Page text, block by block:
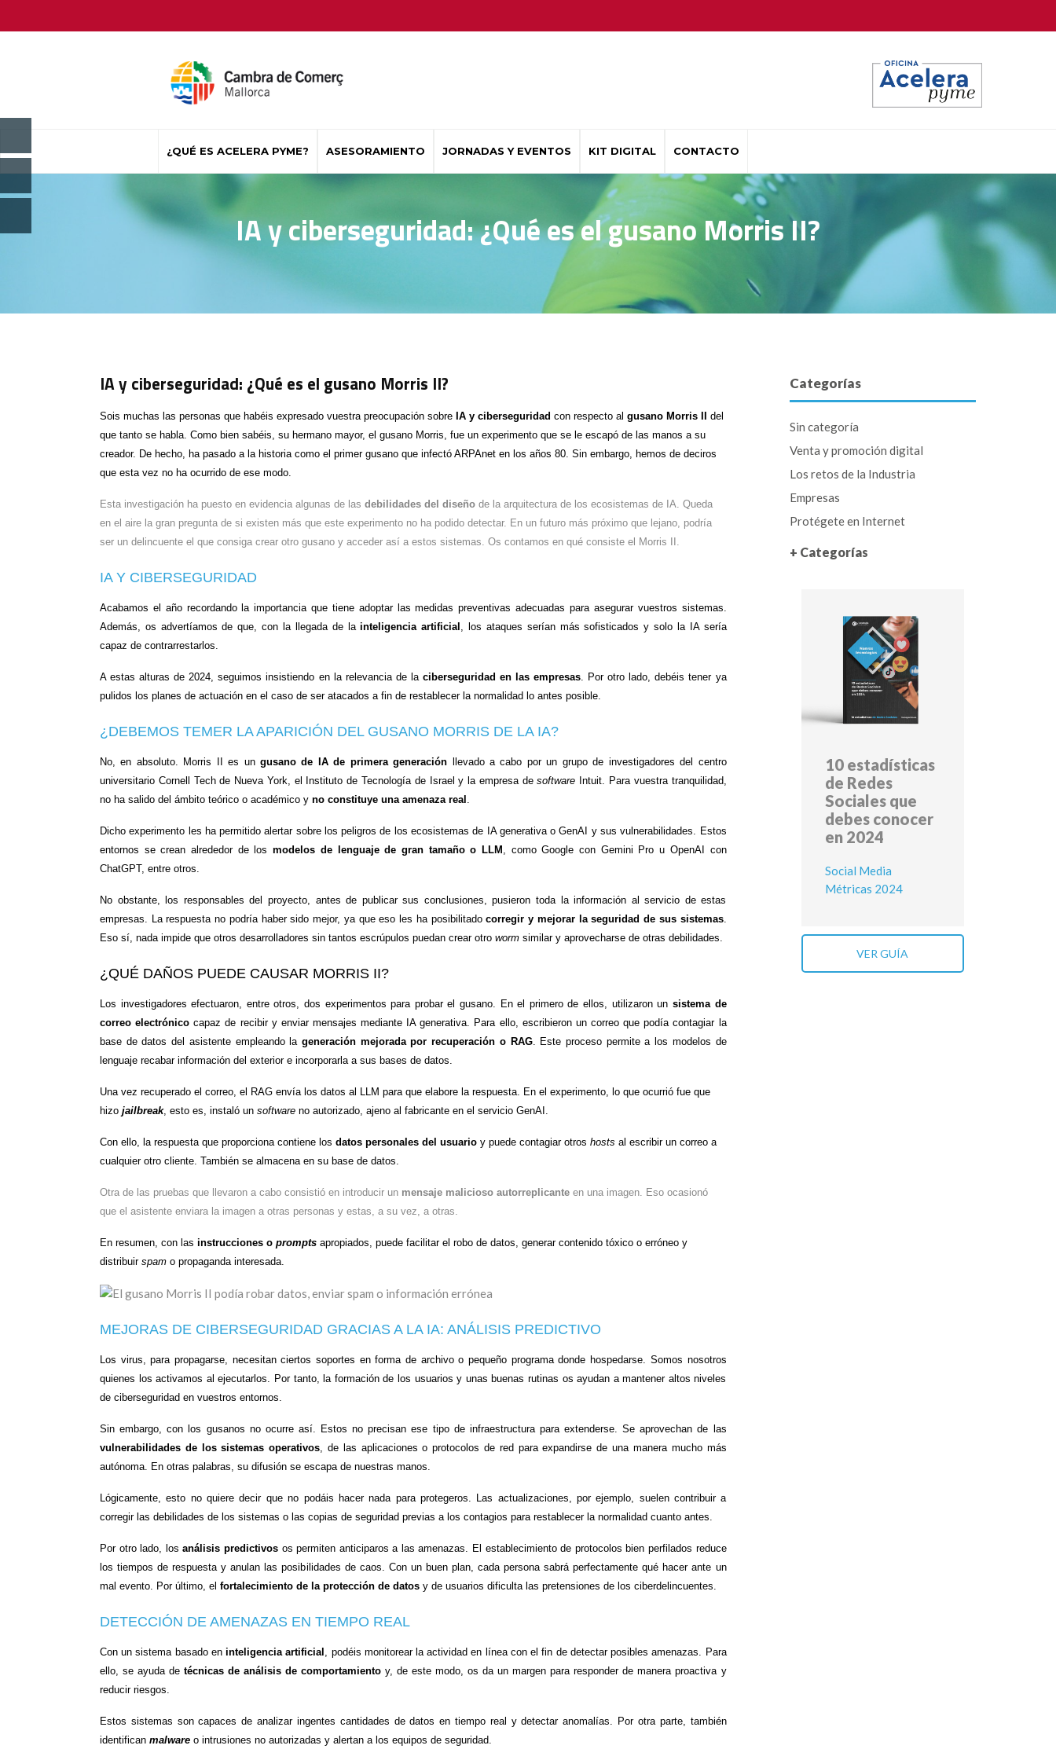
¿QUÉ ES ACELERA PYME? ASESORAMIENTO JORNADAS Y EVENTOS KIT DIGITAL CONTACTO
IA y ciberseguridad: ¿Qué es el gusano Morris II?
IA y ciberseguridad: ¿Qué es el gusano Morris II?
Sois muchas las personas que habéis expresado vuestra preocupación sobre IA y ciberseguridad con respecto al gusano Morris II
del
que tanto se habla. Como bien sabéis, su hermano mayor, el gusano Morris, fue un experimento que se le escapó de las manos a su
creador. De hecho, ha pasado a la historia como el primer gusano que infectó ARPAnet en los años 80. Sin embargo, hemos de deciros
que esta vez no ha ocurrido de ese modo.
Esta investigación ha puesto en evidencia algunas de las debilidades del diseño de la arquitectura de los ecosistemas de IA. Queda
en el aire la gran pregunta de si existen más que este experimento no ha podido detectar. En un futuro más próximo que lejano, podría
ser un delincuente el que consiga crear otro gusano y acceder así a estos sistemas. Os contamos en qué consiste el Morris II.
IA Y CIBERSEGURIDAD
Acabamos el año recordando la importancia que tiene adoptar las medidas preventivas adecuadas para asegurar vuestros sistemas.
Además, os advertíamos de que, con la llegada de lainteligencia artificial , los ataques serían más sofisticados y solo la IA sería
capaz de contrarrestarlos.
A estas alturas de 2024, seguimos insistiendo en la relevancia de la ciberseguridad en las empresas. Por otro lado, debéis tener ya
pulidos los planes de actuación en el caso de ser atacados a fin de restablecer la normalidad lo antes posible.
¿DEBEMOS TEMER LA APARICIÓN DEL GUSANO MORRIS DE LA IA?
No, en absoluto. Morris II es ungusano de IA de primera generación llevado a cabo por un grupo de investigadores del centro
universitario Cornell Tech de Nueva York, el Instituto de Tecnología de Israel y la empresa desoftware Intuit. Para vuestra tranquilidad,
no ha salido del ámbito teórico o académico y no constituye una amenaza real .
Dicho experimento les ha permitido alertar sobre los peligros de los ecosistemas de IA generativa o GenAI y sus vulnerabilidades. Estos
entornos se crean alrededor de losmodelos de lenguaje de gran tamaño o LLM , como Google con Gemini Pro u OpenAI con
ChatGPT, entre otros.
No obstante, los responsables del proyecto, antes de publicar sus conclusiones, pusieron toda la información al servicio de estas
empresas. La respuesta no podría haber sido mejor, ya que eso les ha posibilitadocorregir y mejorar la seguridad de sus sistemas.
Eso sí, nada impide que otros desarrolladores sin tantos escrúpulos puedan crear otro worm similar y aprovecharse de otras debilidades.
¿QUÉ DAÑOS PUEDE CAUSAR MORRIS II?
Los investigadores efectuaron, entre otros, dos experimentos para probar el gusano. En el primero de ellos, utilizaron un sistema de
correo electrónico capaz de recibir y enviar mensajes mediante IA generativa. Para ello, escribieron un correo que podía contagiar la
base de datos del asistente empleando la generación mejorada por recuperación o RAG. Este proceso permite a los modelos de
lenguaje recabar información del exterior e incorporarla a sus bases de datos.
Una vez recuperado el correo, el RAG envía los datos al LLM para que elabore la respuesta. En el experimento, lo que ocurrió fue que
hizo jailbreak, esto es, instaló un software no autorizado, ajeno al fabricante en el servicio GenAI.
Con ello, la respuesta que proporciona contiene los datos personales del usuario y puede contagiar otros hosts al escribir un correo a
cualquier otro cliente. También se almacena en su base de datos.
Otra de las pruebas que llevaron a cabo consistió en introducir un mensaje malicioso autorreplicante en una imagen. Eso ocasionó
que el asistente enviara la imagen a otras personas y estas, a su vez, a otras.
En resumen, con las instrucciones o prompts apropiados, puede facilitar el robo de datos, generar contenido tóxico o erróneo y
distribuir spam o propaganda interesada.
MEJORAS DE CIBERSEGURIDAD GRACIAS A LA IA: ANÁLISIS PREDICTIVO
Los virus, para propagarse, necesitan ciertos soportes en forma de archivo o pequeño programa donde hospedarse. Somos nosotros
quienes los activamos al ejecutarlos. Por tanto, la formación de los usuarios y unas buenas rutinas os ayudan a mantener altos niveles
de ciberseguridad en vuestros entornos.
Sin embargo, con los gusanos no ocurre así. Estos no precisan ese tipo de infraestructura para extenderse. Se aprovechan de las
vulnerabilidades de los sistemas operativos , de las aplicaciones o protocolos de red para expandirse de una manera mucho más
autónoma. En otras palabras, su difusión se escapa de nuestras manos.
Lógicamente, esto no quiere decir que no podáis hacer nada para protegeros. Las actualizaciones, por ejemplo, suelen contribuir a
corregir las debilidades de los sistemas o las copias de seguridad previas a los contagios para restablecer la normalidad cuanto antes.
Por otro lado, losanálisis predictivosos permiten anticiparos a las amenazas. El establecimiento de protocolos bien perfilados reduce
los tiempos de respuesta y anulan las posibilidades de caos. Con un buen plan, cada persona sabrá perfectamente qué hacer ante un
mal evento. Por último, el fortalecimiento de la protección de datos y de usuarios dificulta las pretensiones de los ciberdelincuentes.
DETECCIÓN DE AMENAZAS EN TIEMPO REAL
Con un sistema basado eninteligencia artificial
, podéis monitorear la actividad en línea con el fin de detectar posibles amenazas. Para
ello, se ayuda detécnicas de análisis de comportamiento y, de este modo, os da un margen para responder de manera proactiva y
reducir riesgos.
Estos sistemas son capaces de analizar ingentes cantidades de datos en tiempo real y detectar anomalías. Por otra parte, también
identifican malware o intrusiones no autorizadas y alertan a los equipos de seguridad.
Categorías
Sin categoría
Venta y promoción digital
Los retos de la Industria
Empresas
Protégete en Internet
+ Categorías
10 estadísticas
de Redes
Sociales que
debes conocer
en 2024
Social Media
Métricas 2024
VER GUÍA